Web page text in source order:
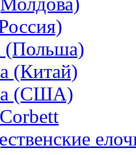
(Польша)
(Китай)
(США)